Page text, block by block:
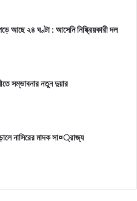
আছে ২৪ ঘণ্টা : আসেনি নিষ্ক্রিয়কারী দল
সম্ভাবনার নতুন দুয়ার
নাসিরের মাদক সা¤্রাজ্য